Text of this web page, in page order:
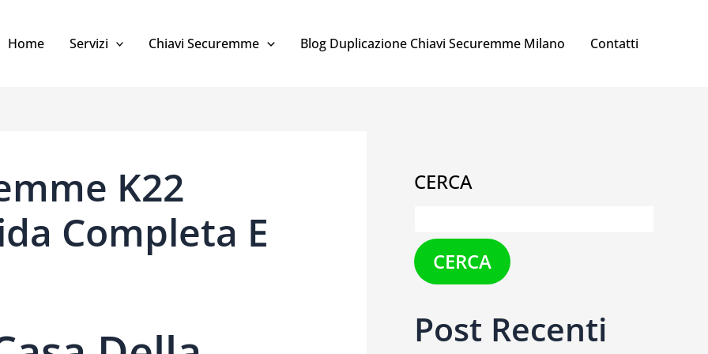
Home Servizi Chiavi Securemme Blog Duplicazione Chiavi Securemme Milano Contatti
K22
Completa E
CERCA
CERCA
Post Recenti